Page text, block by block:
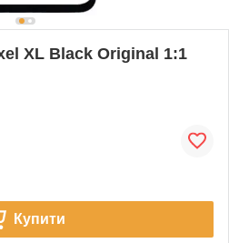
XL Black Original 1:1
Купити